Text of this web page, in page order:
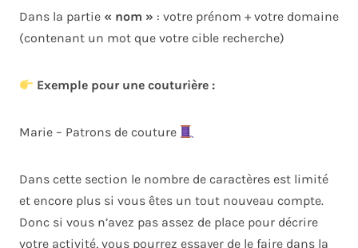
Dans la partie « nom » : votre prénom + votre domaine
(contenant un mot que votre cible recherche)
Exemple pour une couturière :
Marie – Patrons de couture
Dans cette section le nombre de caractères est limité
et encore plus si vous êtes un tout nouveau compte.
Donc si vous n’avez pas assez de place pour décrire
votre activité, vous pourrez essayer de le faire dans la